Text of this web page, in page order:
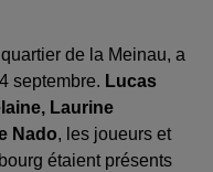
de la Meinau, a
septembre. Lucas
Laurine
Nado, les joueurs et
étaient présents